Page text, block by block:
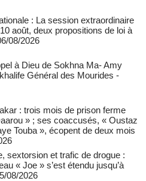
: La session extraordinaire
août, deux propositions de loi à
08/2026
à Dieu de Sokhna Ma- Amy
Général des Mourides -
: trois mois de prison ferme
» ; ses coaccusés, « Oustaz
Touba », écopent de deux mois
sextorsion et trafic de drogue :
« Joe » s’est étendu jusqu’à
08/2026